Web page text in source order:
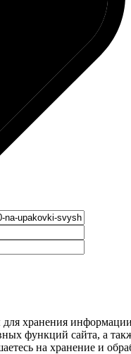
хранения
функций сайта, а
на хранение и